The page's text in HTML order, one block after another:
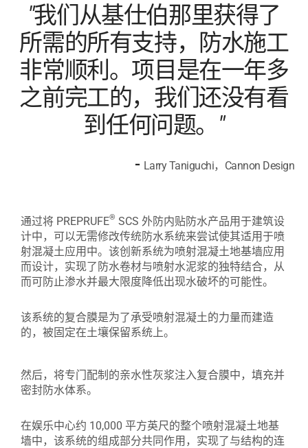
"我们从基仕伯那里获得了
所需的所有支持，防水施工
非常顺利。项目是在一年多
之前完工的，我们还没有看
到任何问题。"
- Larry Taniguchi，Cannon Design
通过将 PREPRUFE® SCS 外防内贴防水产品用于建筑设
计中，可以无需修改传统防水系统来尝试使其适用于喷
射混凝土应用中。该创新系统为喷射混凝土地基墙应用
而设计，实现了防水卷材与喷射水泥浆的独特结合，从
而可防止渗水并最大限度降低出现水破坏的可能性。
该系统的复合膜是为了承受喷射混凝土的力量而建造
的，被固定在土壤保留系统上。
然后，将专门配制的亲水性灰浆注入复合膜中，填充并
密封防水体系。
在娱乐中心约 10,000 平方英尺的整个喷射混凝土地基
墙中，该系统的组成部分共同作用，实现了与结构的连